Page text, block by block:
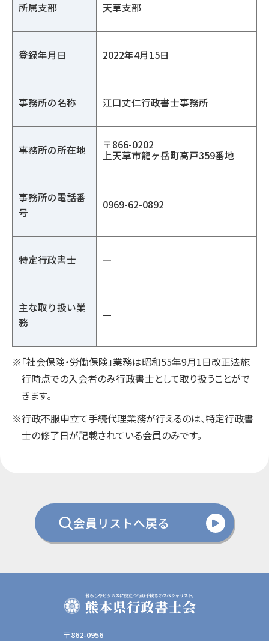
所属支部 天草支部
登録年月日 2022年4月15日
事務所の名称 江口丈仁行政書士事務所
事務所の所在地 〒866-0202
上天草市龍ヶ岳町高戸359番地
事務所の電話番
号
0969-62-0892
特定行政書士 —
主な取り扱い業
務
—
※「社会保険・労働保険」業務は昭和55年9月1日改正法施
行時点での入会者のみ行政書士として取り扱うことがで
きます。
※行政不服申立て手続代理業務が行えるのは、特定行政書
士の修了日が記載されている会員のみです。
会員リストへ戻る
〒862-0956